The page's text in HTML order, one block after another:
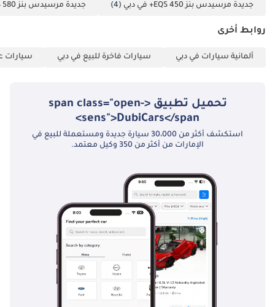
جديدة مرسيدس بنز EQS 450+ في دبي (4) جديدة مرسيدس بنز EQS 580 في دبي
روابط أخرى
ألمانية سيارات في دبي سيارات فاخرة للبيع في دبي سيارات
تحميل تطبيق <span class="open-
sens">DubiCars</span>
استكشف أكثر من 30،000 سيارة جديدة ومستعملة للبيع في
الإمارات من أكثر من 350 وكيل معتمد.